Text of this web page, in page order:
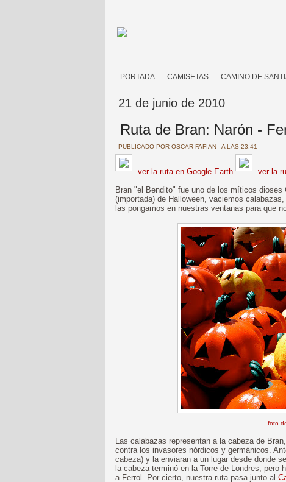
PORTADA CAMISETAS CAMINO DE
21 de junio de 2010
Ruta de Bran: Narón -
PUBLICADO POR OSCAR FAFIAN A LAS 23:41
ver la ruta en Google Earth
ver la
Bran "el Bendito" fue uno de los míticos
(importada) de Halloween, vaciemos
las pongamos en nuestras ventanas para que
foto
Las calabazas representan a la cabeza de
contra los invasores nórdicos y germánicos.
cabeza) y la enviaran a un lugar desde donde
la cabeza terminó en la Torre de Londres,
a Ferrol. Por cierto, nuestra ruta pasa junto al